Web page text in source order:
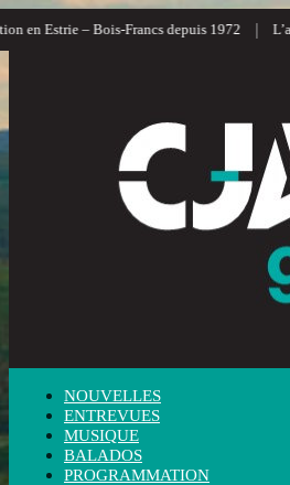
en Estrie – Bois-Francs depuis 1972
NOUVELLES
ENTREVUES
MUSIQUE
BALADOS
PROGRAMMATION